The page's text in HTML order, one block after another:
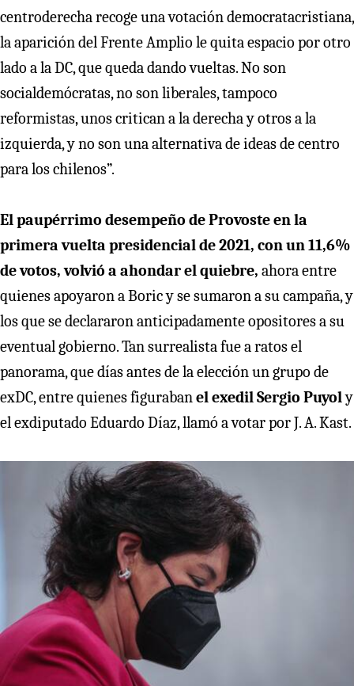
centroderecha recoge una votación democratacristiana,
la aparición del Frente Amplio le quita espacio por otro
lado a la DC, que queda dando vueltas. No son
socialdemócratas, no son liberales, tampoco
reformistas, unos critican a la derecha y otros a la
izquierda, y no son una alternativa de ideas de centro
para los chilenos”.
El paupérrimo desempeño de Provoste en la
primera vuelta presidencial de 2021, con un 11,6%
de votos, volvió a ahondar el quiebre, ahora entre
quienes apoyaron a Boric y se sumaron a su campaña, y
los que se declararon anticipadamente opositores a su
eventual gobierno. Tan surrealista fue a ratos el
panorama, que días antes de la elección un grupo de
exDC, entre quienes figurabanel exedil Sergio Puyoly
el exdiputado Eduardo Díaz, llamó a votar por J. A. Kast.